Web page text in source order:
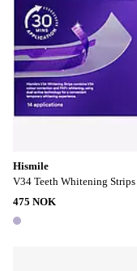
Hismile
V34 Teeth Whitening
475 NOK
1 farge